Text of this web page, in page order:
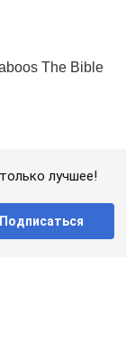
лучшее!
Подписаться